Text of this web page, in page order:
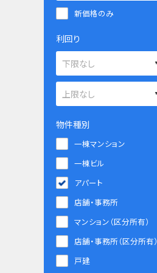
新価格のみ
利回り
物件種別
一棟マンション
一棟ビル
アパート
店舗・事務所
マンション（区分所有）
店舗・事務所（区分所有）
戸建